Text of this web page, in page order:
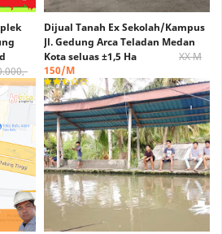
Dijual Tanah Ex Sekolah/Kampus
Jl. Gedung Arca Teladan Medan
Kota seluas ±1,5 Ha
XX M
150/M